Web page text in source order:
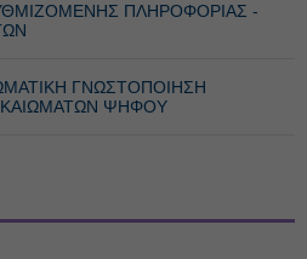
ΠΛΗΡΟΦΟΡΙΑΣ -
ΓΝΩΣΤΟΠΟΙΗΣΗ
ΨΗΦΟΥ